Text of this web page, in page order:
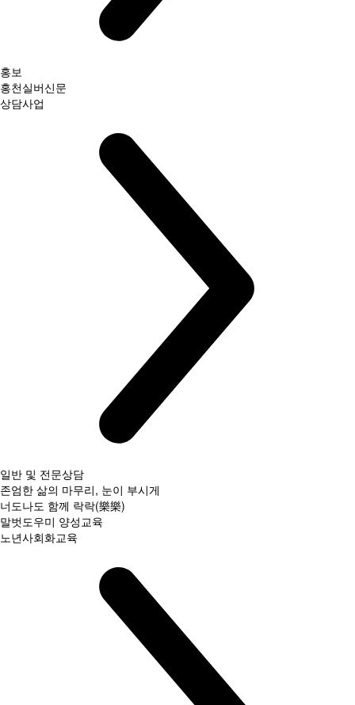
홍보
홍천실버신문
상담사업
일반 및 전문상담
존엄한 삶의 마무리, 눈이 부시게
너도나도 함께 락락(樂樂)
말벗도우미 양성교육
노년사회화교육